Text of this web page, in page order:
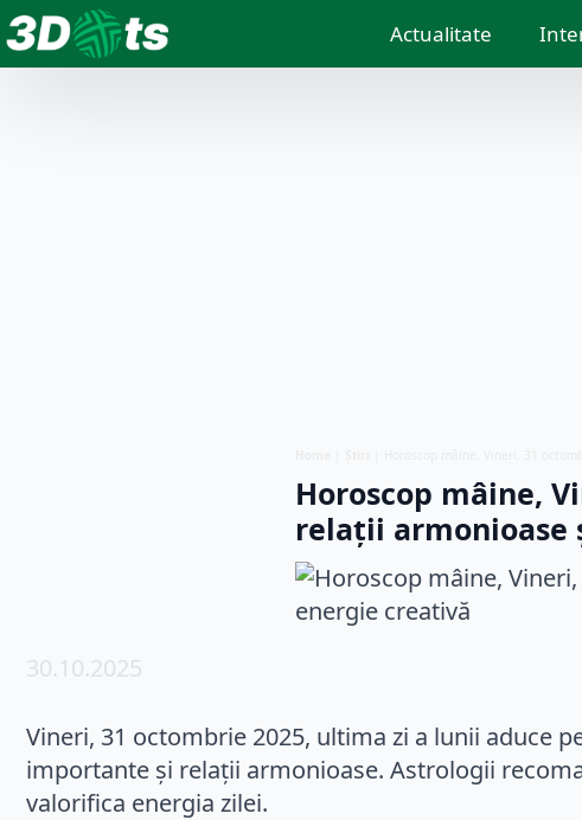
Actualitate
Horoscop mâine,
relații armonioase
30.10.2025
Vineri, 31 octombrie 2025, ultima zi a lunii aduce
importante și relații armonioase. Astrologii
valorifica energia zilei.